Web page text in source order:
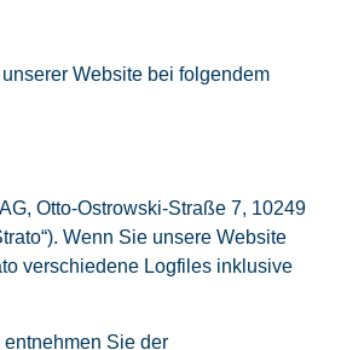
Website bei folgendem
Otto-Ostrowski-Straße 7, 10249
Wenn Sie unsere Website
verschiedene Logfiles inklusive
Sie der